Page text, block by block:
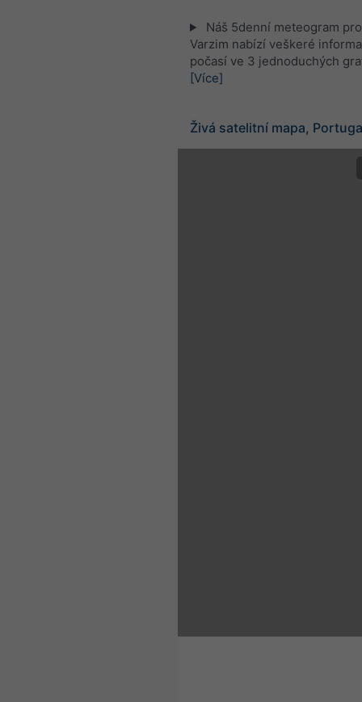
Náš 5denní meteogram
Varzim nabízí veškeré
počasí ve 3 jednoduchých
[Více]
Živá satelitní mapa,